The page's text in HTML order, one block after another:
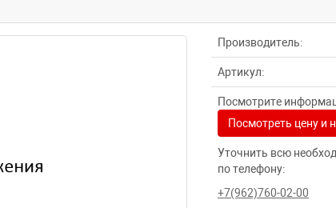
Производитель:
Артикул:
Посмотрите
Посмотреть цену и
Уточнить всю
по телефону:
+7(962)760-02-00